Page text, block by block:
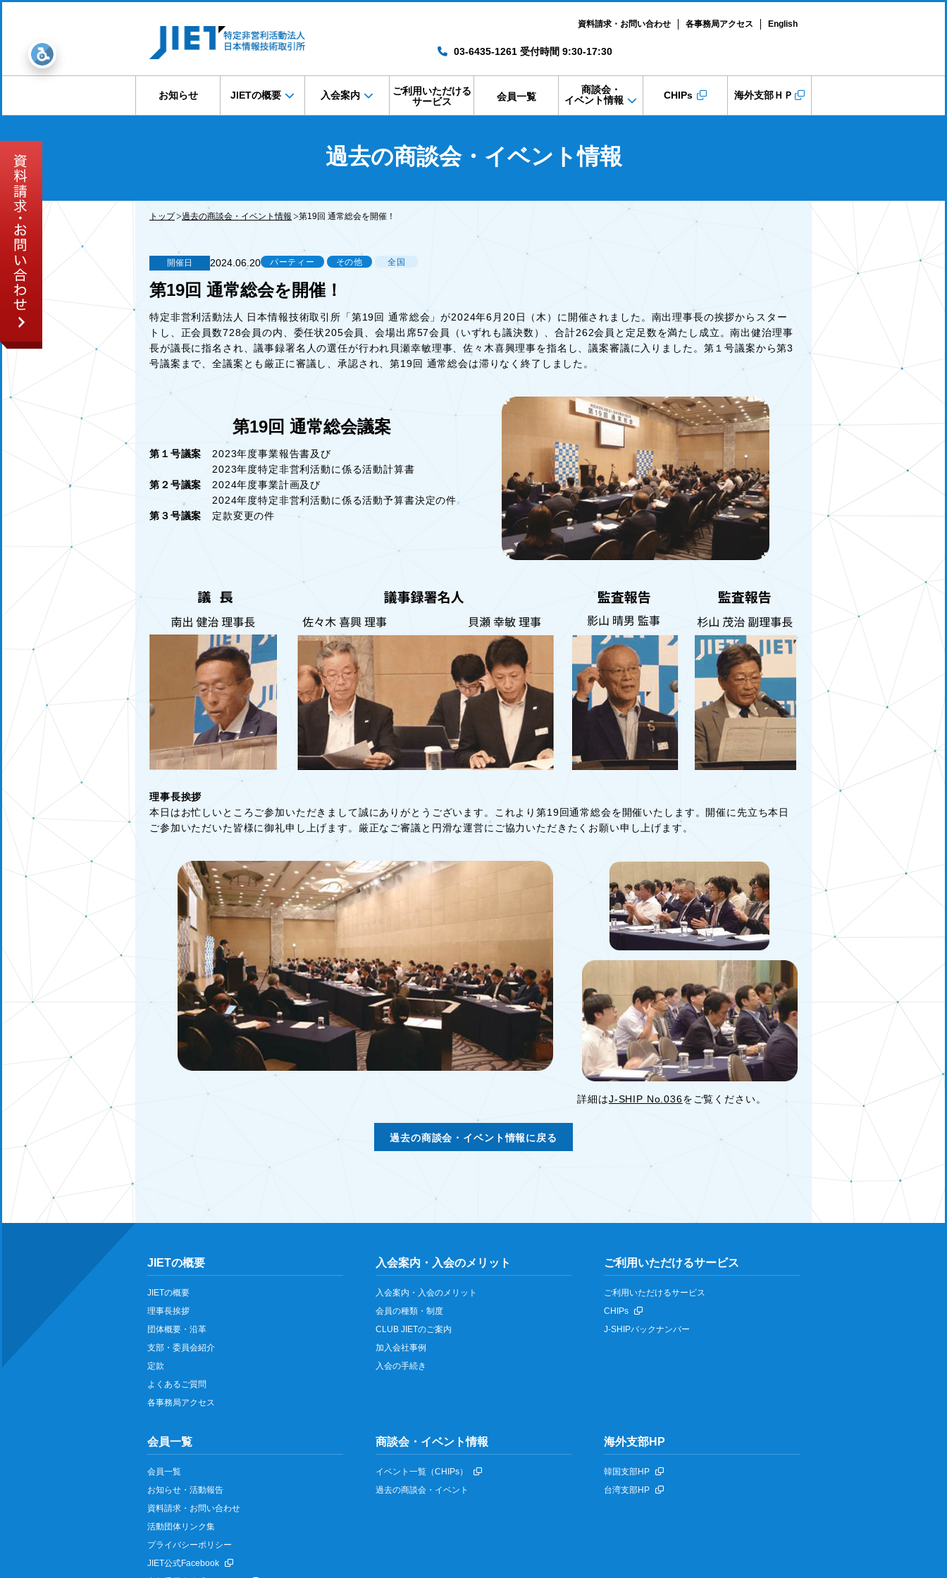
資料請求・お問い合わせ 各事務局アクセス English
03-6435-1261 受付時間 9:30-17:30
お知らせ JIETの概要 入会案内
ご利用いただける
サービス
会員一覧
商談会・
イベント情報
CHIPs 海外支部ＨＰ
過去の商談会・イベント情報
トップ 過去の商談会・イベント情報 第19回 通常総会を開催！
開催日 2024.06.20 パーティー その他 全国
第19回 通常総会を開催！
特定非営利活動法人 日本情報技術取引所「第19回 通常総会」が2024年6月20日（木）に開催されました。南出理事長の挨拶からスター
トし、正会員数728会員の内、委任状205会員、会場出席57会員（いずれも議決数）、合計262会員と定足数を満たし成立。南出健治理事
長が議長に指名され、議事録署名人の選任が行われ貝瀬幸敏理事、佐々木喜興理事を指名し、議案審議に入りました。第１号議案から第3
号議案まで、全議案とも厳正に審議し、承認され、第19回 通常総会は滞りなく終了しました。
第19回 通常総会議案
第１号議案 2023年度事業報告書及び
2023年度特定非営利活動に係る活動計算書
第２号議案 2024年度事業計画及び
2024年度特定非営利活動に係る活動予算書決定の件
第３号議案 定款変更の件
理事長挨拶
本日はお忙しいところご参加いただきまして誠にありがとうございます。これより第19回通常総会を開催いたします。開催に先立ち本日
ご参加いただいた皆様に御礼申し上げます。厳正なご審議と円滑な運営にご協力いただきたくお願い申し上げます。
詳細はJ-SHIP No.036をご覧ください。
過去の商談会・イベント情報に戻る
JIETの概要
JIETの概要
理事長挨拶
団体概要・沿革
支部・委員会紹介
定款
よくあるご質問
各事務局アクセス
入会案内・入会のメリット
入会案内・入会のメリット
会員の種類・制度
CLUB JIETのご案内
加入会社事例
入会の手続き
ご利用いただけるサービス
ご利用いただけるサービス
CHIPs
J-SHIPバックナンバー
会員一覧
会員一覧
お知らせ・活動報告
資料請求・お問い合わせ
活動団体リンク集
プライバシーポリシー
JIET公式Facebook
商談会・イベント情報
イベント一覧（CHIPs）
過去の商談会・イベント
海外支部HP
韓国支部HP
台湾支部HP